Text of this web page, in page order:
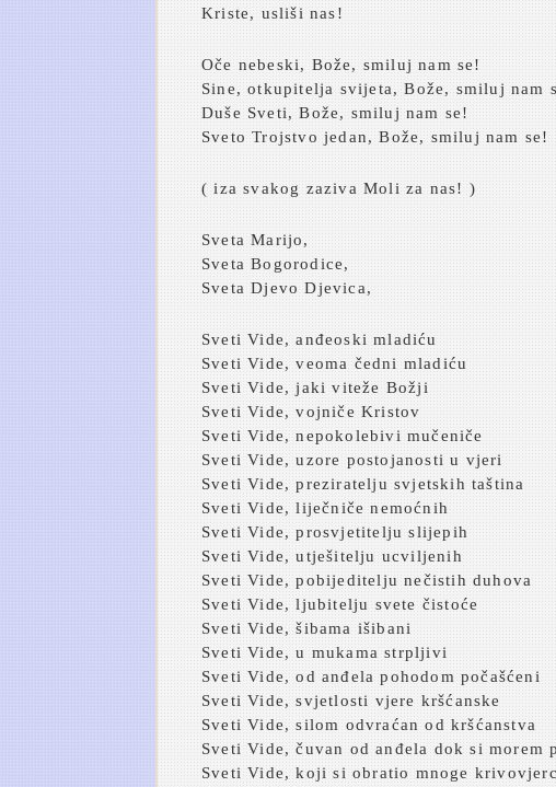
Kriste, usliši nas!
Oče nebeski, Bože, smiluj nam se!
Sine, otkupitelja svijeta, Bože, smiluj nam
Duše Sveti, Bože, smiluj nam se!
Sveto Trojstvo jedan, Bože, smiluj nam se!
( iza svakog zaziva Moli za nas! )
Sveta Marijo,
Sveta Bogorodice,
Sveta Djevo Djevica,
Sveti Vide, anđeoski mladiću
Sveti Vide, veoma čedni mladiću
Sveti Vide, jaki viteže Božji
Sveti Vide, vojniče Kristov
Sveti Vide, nepokolebivi mučeniče
Sveti Vide, uzore postojanosti u vjeri
Sveti Vide, preziratelju svjetskih taština
Sveti Vide, liječniče nemoćnih
Sveti Vide, prosvjetitelju slijepih
Sveti Vide, utješitelju ucviljenih
Sveti Vide, pobijeditelju nečistih duhova
Sveti Vide, ljubitelju svete čistoće
Sveti Vide, šibama išibani
Sveti Vide, u mukama strpljivi
Sveti Vide, od anđela pohodom počašćeni
Sveti Vide, svjetlosti vjere kršćanske
Sveti Vide, silom odvraćan od kršćanstva
Sveti Vide, čuvan od anđela dok si morem
Sveti Vide, koji si obratio mnoge